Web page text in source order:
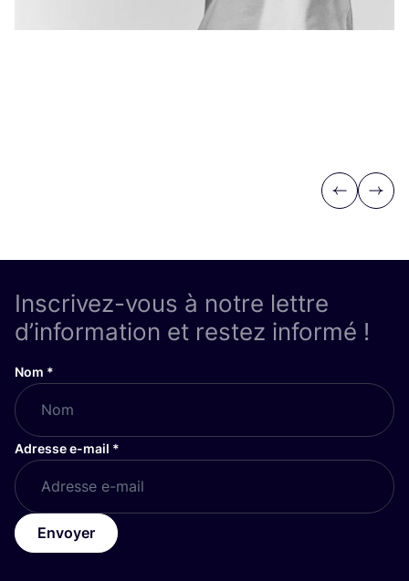
Previous
Next
Inscrivez-vous à notre lettre
d’information et restez informé !
Nom *
Adresse e-mail *
Envoyer